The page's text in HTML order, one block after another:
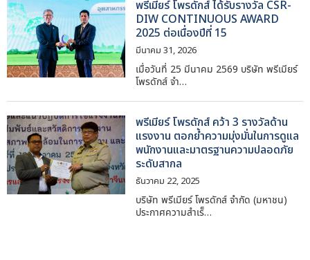
พรีเมียร์ โพรดักส์ ได้รับรางวัล CSR-
DIW CONTINUOUS AWARD
2025 ต่อเนื่องปีที่ 15
มีนาคม 31, 2026
เมื่อวันที่ 25 มีนาคม 2569 บริษัท พรีเมียร์
โพรดักส์ จำ…
พรีเมียร์ โพรดักส์ คว้า 3 รางวัลด้าน
แรงงาน ตอกย้ำความมุ่งมั่นในการดูแล
พนักงานและมาตรฐานความปลอดภัย
ระดับสากล
ธันวาคม 22, 2025
บริษัท พรีเมียร์ โพรดักส์ จำกัด (มหาชน)
ประกาศความสำเร็…